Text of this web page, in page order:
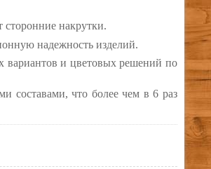
накрутки.
надежность изделий.
вариантов и цветовых решений по
составами, что более чем в 6 раз